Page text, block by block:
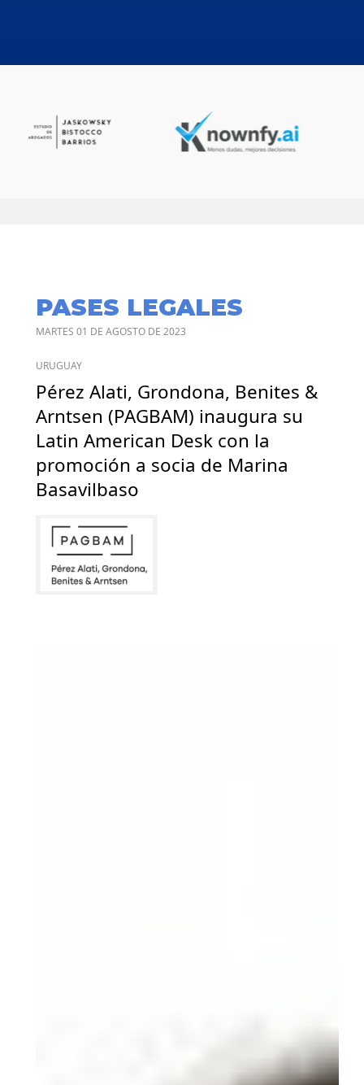
PASES LEGALES
MARTES 01 DE AGOSTO DE 2023
URUGUAY
Pérez Alati, Grondona, Benites &
Arntsen (PAGBAM) inaugura su
Latin American Desk con la
promoción a socia de Marina
Basavilbaso